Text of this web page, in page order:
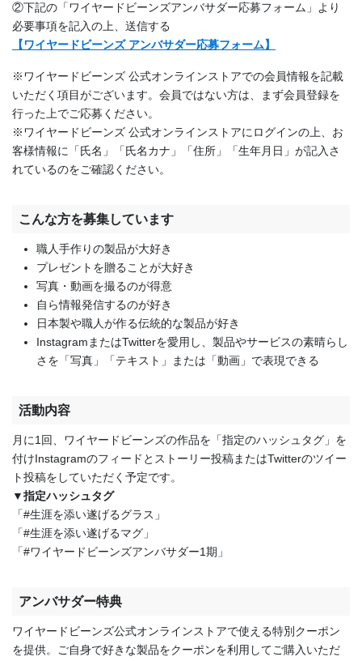
②下記の「ワイヤードビーンズアンバサダー応募フォーム」より
必要事項を記入の上、送信する
【ワイヤードビーンズ アンバサダー応募フォーム】
※ワイヤードビーンズ 公式オンラインストアでの会員情報を記載
いただく項目がございます。会員ではない方は、まず会員登録を
行った上でご応募ください。
※ワイヤードビーンズ 公式オンラインストアにログインの上、お
客様情報に「氏名」「氏名カナ」「住所」「生年月日」が記入さ
れているのをご確認ください。
こんな方を募集しています
職人手作りの製品が大好き
プレゼントを贈ることが大好き
写真・動画を撮るのが得意
自ら情報発信するのが好き
日本製や職人が作る伝統的な製品が好き
InstagramまたはTwitterを愛用し、製品やサービスの素晴らし
さを「写真」「テキスト」または「動画」で表現できる
活動内容
月に1回、ワイヤードビーンズの作品を「指定のハッシュタグ」を
付けInstagramのフィードとストーリー投稿またはTwitterのツイー
ト投稿をしていただく予定です。
▼指定ハッシュタグ
「#生涯を添い遂げるグラス」
「#生涯を添い遂げるマグ」
「#ワイヤードビーンズアンバサダー1期」
アンバサダー特典
ワイヤードビーンズ公式オンラインストアで使える特別クーポン
を提供。ご自身で好きな製品をクーポンを利用してご購入いただ